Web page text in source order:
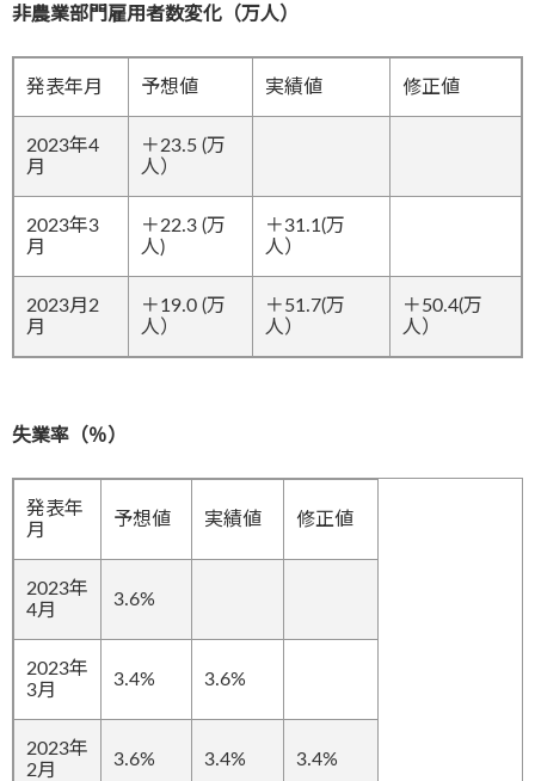
非農業部門雇用者数変化（万人）
発表年月 予想値 実績値 修正値
2023年4
月
＋23.5 (万
人）
2023年3
月
＋22.3 (万
人)
＋31.1(万
人）
2023月2
月
＋19.0 (万
人）
＋51.7(万
人）
＋50.4(万
人）
失業率（％）
発表年
月
予想値 実績値 修正値
2023年
4月
3.6%
2023年
3月
3.4% 3.6%
2023年
2月
3.6% 3.4% 3.4%